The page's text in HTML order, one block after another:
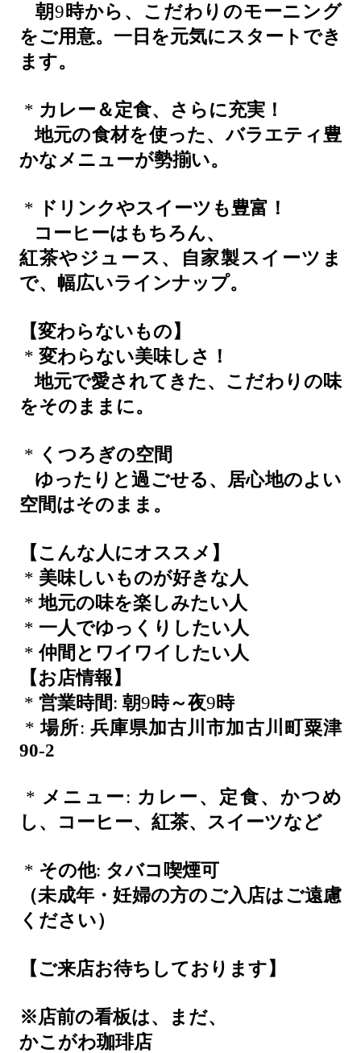
朝9 時から、こだわりのモーニング
をご用意。一日を元気にスタートでき
ます。
* カレー＆定食、さらに充実！
地元の食材を使った、バラエティ豊
かなメニューが勢揃い。
*
ドリンクやスイーツも豊富！
コーヒーはもちろん、
紅茶やジュース、自家製スイーツま
で、幅広いラインナップ。
【変わらないもの】
* 変わらない美味しさ！
地元で愛されてきた、こだわりの味
をそのままに。
* くつろぎの空間
ゆったりと過ごせる、居心地のよい
空間はそのまま。
【こんな人にオススメ】
* 美味しいものが好きな人
*地元の味を楽しみたい人
* 一人でゆっくりしたい人
*仲間とワイワイしたい人
【お店情報】
* 営業時間: 朝9 時～夜9 時
*場所: 兵庫県加古川市加古川町粟津
90-2
* メニュー: カレー、定食、かつめ
し、コーヒー、紅茶、スイーツなど
* その他: タバコ喫煙可
（未成年・妊婦の方のご入店はご遠慮
ください）
【ご来店お待ちしております】
※店前の看板は、まだ、
かこがわ珈琲店